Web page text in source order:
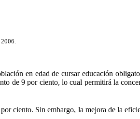
2006.
en edad de cursar educación
de 9 por ciento, lo cual permitirá la
ciento. Sin embargo, la mejora de la